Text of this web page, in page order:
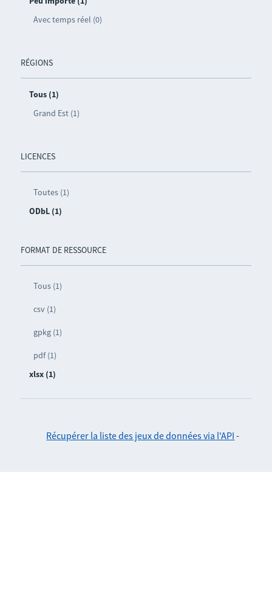
Avec temps réel (0)
RÉGIONS
Tous (1)
Grand Est (1)
LICENCES
Toutes (1)
ODbL (1)
FORMAT DE RESSOURCE
Tous (1)
csv (1)
gpkg (1)
pdf (1)
xlsx (1)
Récupérer la liste des jeux de données via l'API -